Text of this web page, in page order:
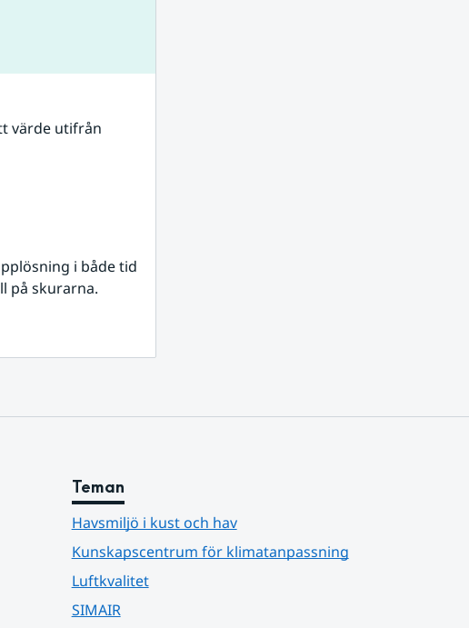
värde utifrån
i både tid
på skurarna.
Teman
Havsmiljö i kust och hav
Kunskapscentrum för klimatanpassning
Luftkvalitet
SIMAIR